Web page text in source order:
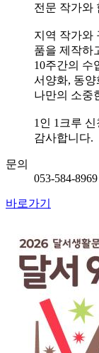
전문 작가와
지역 작가와
품을 제작하
10주간의 수
서양화, 동양
나만의 소중
1인 1크루
감사합니다.
문의
053-584-8969
바로가기